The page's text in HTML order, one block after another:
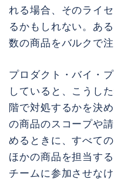
れる場合、そのライ
るかもしれない。あ
数の商品をバルクで
プロダクト・バイ・
していると、こうし
階で対処するかを決
の商品のスコープや
めるときに、すべて
ほかの商品を担当す
チームに参加させな